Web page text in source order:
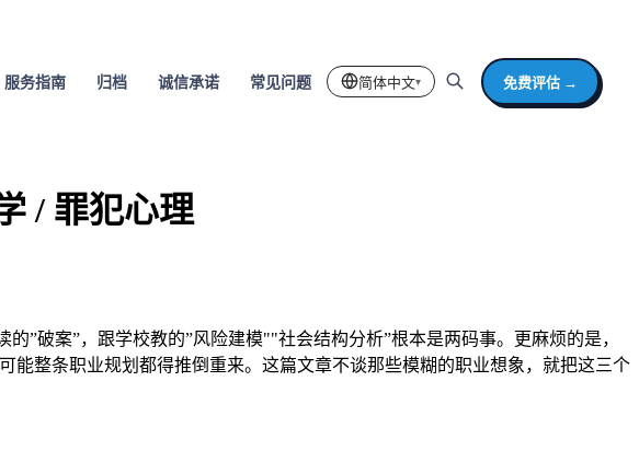
服务指南 归档 诚信承诺 常见问题 简体中文▾ 免费评估 →
/ 罪犯心理
”破案”，跟学校教的”风险建模""社会结构分析”根本是两码事。更麻烦的是，
整条职业规划都得推倒重来。这篇文章不谈那些模糊的职业想象，就把这三个